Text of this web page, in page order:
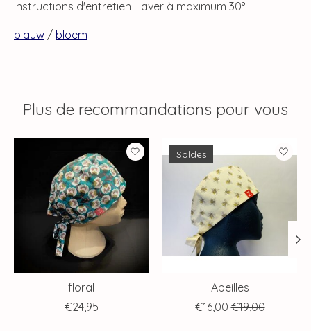
Instructions d'entretien : laver à maximum 30°.
blauw / bloem
Plus de recommandations pour vous
Articles du carrousel de produits
floral
€24,95
Soldes
Abeilles
€16,00 €19,00